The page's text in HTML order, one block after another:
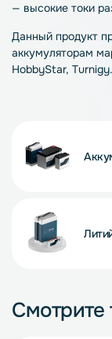
— высокие токи
Данный продукт
аккумуляторам
HobbyStar, Turnigy.
Смотрите